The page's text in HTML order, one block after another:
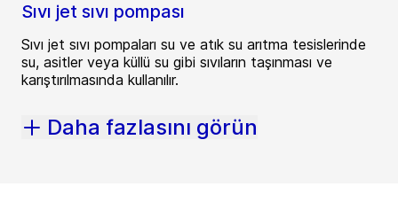
Sıvı jet sıvı pompası
Sıvı jet sıvı pompaları su ve atık su arıtma tesislerinde
su, asitler veya küllü su gibi sıvıların taşınması ve
karıştırılmasında kullanılır.
Daha fazlasını görün